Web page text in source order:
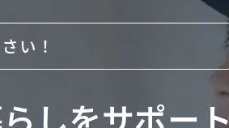
い！
しをサポー